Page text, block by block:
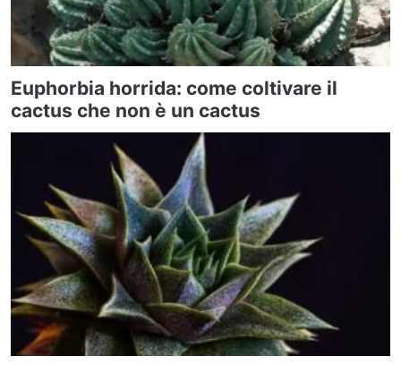
Euphorbia horrida: come coltivare il
cactus che non è un cactus